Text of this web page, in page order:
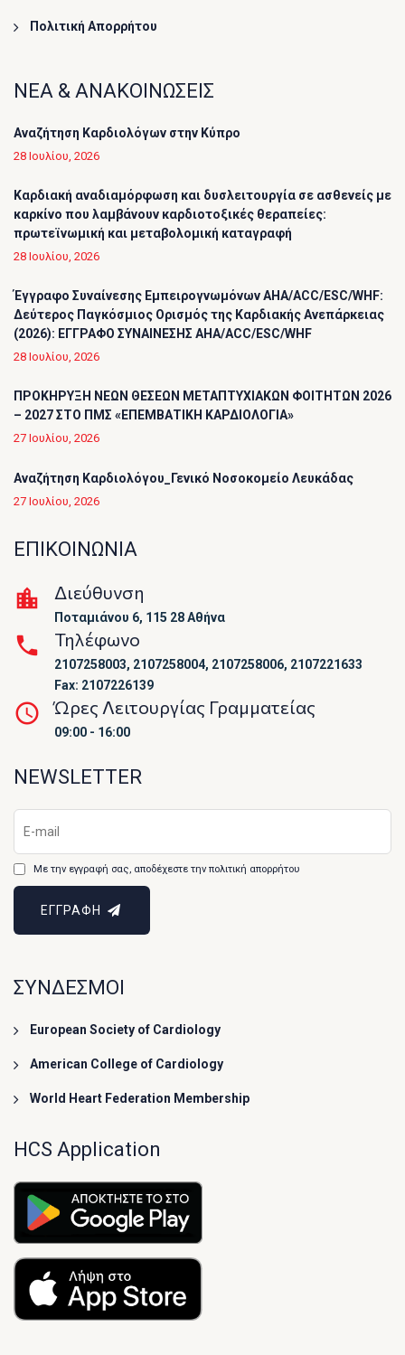
Πολιτική Απορρήτου
ΝΕΑ & ΑΝΑΚΟΙΝΩΣΕΙΣ
Αναζήτηση Καρδιολόγων στην Κύπρο
28 Ιουλίου, 2026
Καρδιακή αναδιαμόρφωση και δυσλειτουργία σε ασθενείς με
καρκίνο που λαμβάνουν καρδιοτοξικές θεραπείες:
πρωτεϊνωμική και μεταβολομική καταγραφή
28 Ιουλίου, 2026
Έγγραφο Συναίνεσης Εμπειρογνωμόνων AHA/ACC/ESC/WHF:
Δεύτερος Παγκόσμιος Ορισμός της Καρδιακής Ανεπάρκειας
(2026): ΕΓΓΡΑΦΟ ΣΥΝΑΙΝΕΣΗΣ AHA/ACC/ESC/WHF
28 Ιουλίου, 2026
ΠΡΟΚΗΡΥΞΗ ΝΕΩΝ ΘΕΣΕΩΝ ΜΕΤΑΠΤΥΧΙΑΚΩΝ ΦΟΙΤΗΤΩΝ 2026
– 2027 ΣΤΟ ΠΜΣ «ΕΠΕΜΒΑΤΙΚΗ ΚΑΡΔΙΟΛΟΓΙΑ»
27 Ιουλίου, 2026
Αναζήτηση Καρδιολόγου_Γενικό Νοσοκομείο Λευκάδας
27 Ιουλίου, 2026
ΕΠΙΚΟΙΝΩΝΙΑ
Διεύθυνση
Ποταμιάνου 6, 115 28 Αθήνα
Τηλέφωνο
2107258003, 2107258004, 2107258006, 2107221633
Fax: 2107226139
Ώρες Λειτουργίας Γραμματείας
09:00 - 16:00
NEWSLETTER
Με την εγγραφή σας, αποδέχεστε την πολιτική απορρήτου
ΕΓΓΡΑΦΗ
ΣΥΝΔΕΣΜΟΙ
European Society of Cardiology
American College of Cardiology
World Heart Federation Membership
HCS Application